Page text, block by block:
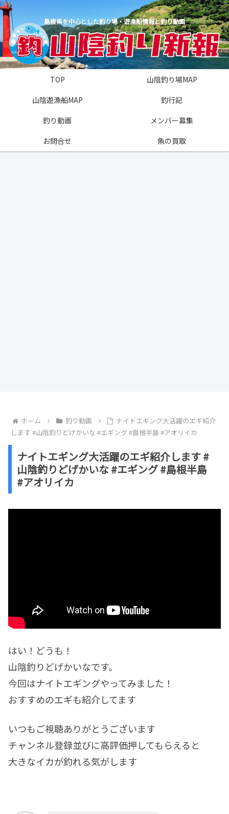
島根県を中心とした釣り場・遊漁船情報と釣り動画
TOP
山陰釣り場MAP
山陰遊漁船MAP
釣行記
釣り動画
メンバー募集
お問合せ
魚の買取
ホーム 釣り動画
ナイトエギング大活躍のエギ紹介
します #山陰釣りどげかいな #エギング #島根半島 #アオリイカ
ナイトエギング大活躍のエギ紹介します #
山陰釣りどげかいな #エギング #島根半島
#アオリイカ
はい！どうも！
山陰釣りどげかいなです。
今回はナイトエギングやってみました！
おすすめのエギも紹介してます
いつもご視聴ありがとうございます
チャンネル登録並びに高評価押してもらえると
大きなイカが釣れる気がします